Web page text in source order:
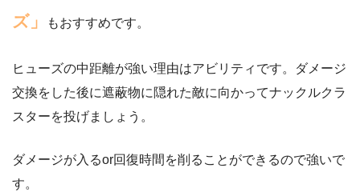
ズ」
もおすすめです。
ヒューズの中距離が強い理由はアビリティです。ダメージ
交換をした後に遮蔽物に隠れた敵に向かってナックルクラ
スターを投げましょう。
ダメージが入るor回復時間を削ることができるので強いで
す。